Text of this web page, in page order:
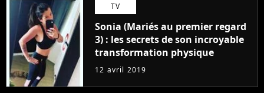
TV
Sonia (Mariés au premier regard
3) : les secrets de son incroyable
transformation physique
12 avril 2019